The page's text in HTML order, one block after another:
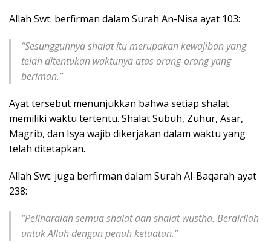
Allah Swt. berfirman dalam Surah An-Nisa ayat 103:
“Sesungguhnya shalat itu merupakan kewajiban yang
telah ditentukan waktunya atas orang-orang yang
beriman.”
Ayat tersebut menunjukkan bahwa setiap shalat
memiliki waktu tertentu. Shalat Subuh, Zuhur, Asar,
Magrib, dan Isya wajib dikerjakan dalam waktu yang
telah ditetapkan.
Allah Swt. juga berfirman dalam Surah Al-Baqarah ayat
238:
“Peliharalah semua shalat dan shalat wustha. Berdirilah
untuk Allah dengan penuh ketaatan.”